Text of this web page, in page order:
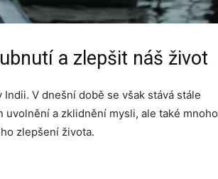
a zlepšit náš život
V dnešní době se však stává stále
a zklidnění mysli, ale také mnoho
zlepšení života.